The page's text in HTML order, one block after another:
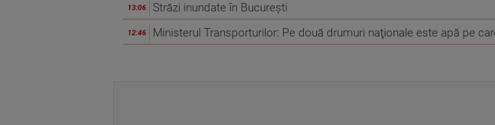
13:06 Străzi inundate în București
12:46 Ministerul Transporturilor: Pe două drumuri naţionale este apă pe